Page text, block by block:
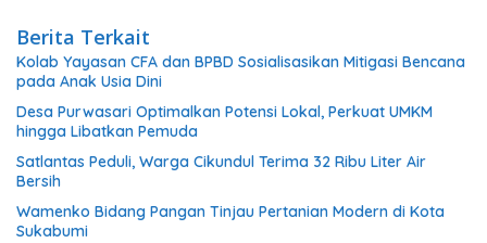
Berita Terkait
Kolab Yayasan CFA dan BPBD Sosialisasikan Mitigasi Bencana
pada Anak Usia Dini
Desa Purwasari Optimalkan Potensi Lokal, Perkuat UMKM
hingga Libatkan Pemuda
Satlantas Peduli, Warga Cikundul Terima 32 Ribu Liter Air
Bersih
Wamenko Bidang Pangan Tinjau Pertanian Modern di Kota
Sukabumi